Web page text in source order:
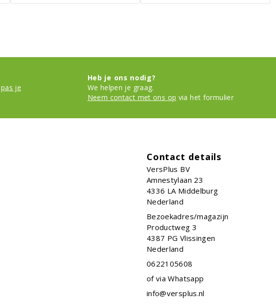
pas je
Heb je ons nodig?
We helpen je graag.
Neem contact met ons op via het formulier
Contact details
VersPlus BV
Amnestylaan 23
4336 LA Middelburg
Nederland
Bezoekadres/magazijn
Productweg 3
4387 PG Vlissingen
Nederland
0622105608
of via Whatsapp
info@versplus.nl